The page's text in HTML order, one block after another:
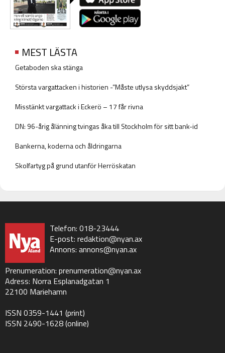
MEST LÄSTA
Getaboden ska stänga
Största vargattacken i historien -”Måste utlysa skyddsjakt”
Misstänkt vargattack i Eckerö – 17 får rivna
DN: 96-årig ålänning tvingas åka till Stockholm för sitt bank-id
Bankerna, koderna och åldringarna
Skolfartyg på grund utanför Herröskatan
Telefon: 018-23444
E-post: redaktion@nyan.ax
Annons: annons@nyan.ax
Prenumeration: prenumeration@nyan.ax
Adress: Norra Esplanadgatan 1
22100 Mariehamn
ISSN 0359-1441 (print)
ISSN 2490-1628 (online)